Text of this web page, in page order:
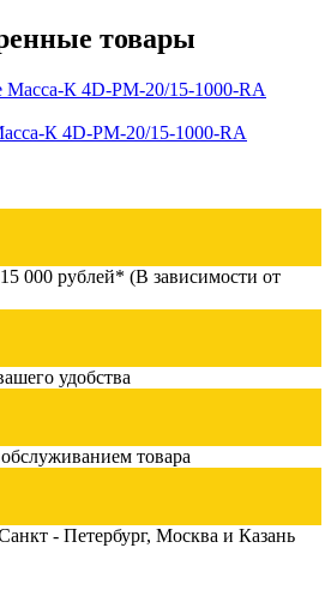
товары
К 4D-PM-20/15-1000-RA
000 рублей* (В зависимости от
удобства
товара
- Петербург, Москва и Казань